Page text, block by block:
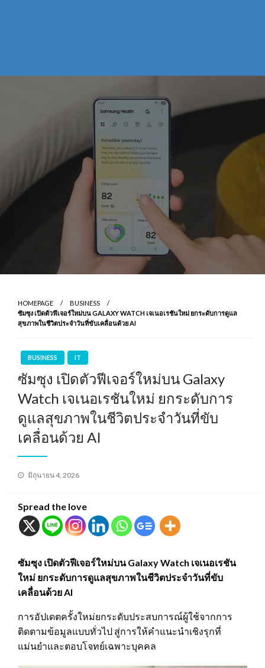
HOMEPAGE
BUSINESS
ซัมซุง เปิดตัวฟีเจอร์ใหม่บน GALAXY WATCH เจเนอเรชันใหม่ ยกระดับการดูแล
สุขภาพในชีวิตประจำวันที่ขับเคลื่อนด้วย AI
BUSINESS IT
ซัมซุง เปิดตัวฟีเจอร์ใหม่บน Galaxy
Watch เจเนอเรชันใหม่ ยกระดับการ
ดูแลสุขภาพในชีวิตประจำวันที่ขับ
เคลื่อนด้วย AI
Posted
มิถุนายน 4, 2026
Spread the love
ซัมซุง เปิดตัวฟีเจอร์ใหม่บน Galaxy Watch เจเนอเรชัน
ใหม่ ยกระดับการดูแลสุขภาพในชีวิตประจำวันที่ขับ
เคลื่อนด้วย AI
การอัปเดตครั้งใหม่ยกระดับประสบการณ์ผู้ใช้จากการ
ติดตามข้อมูลแบบทั่วไป สู่การให้คำแนะนำเชิงรุกที่
แม่นยำและตอบโจทย์เฉพาะบุคคล